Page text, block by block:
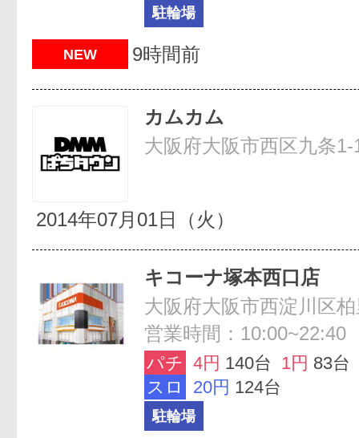
駐輪場
NEW 9時間前
カムカム
大阪府大阪市西区九条1-
2014年07月01日（火）
キコーナ塚本西口店
大阪府大阪市西淀川区
営業時間：10:00~22:40
パチ 4円 140台 1円 83台
スロ
20円 124台
駐輪場